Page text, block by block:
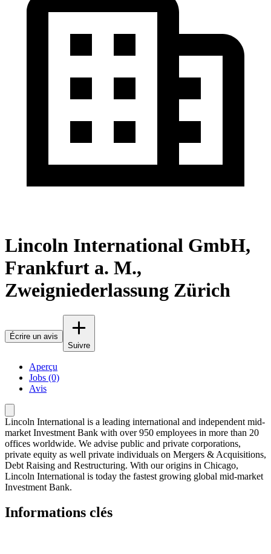
Lincoln International GmbH,
Frankfurt a. M.,
Zweigniederlassung Zürich
Écrire un avis
Suivre
Aperçu
Jobs (0)
Avis
Lincoln International is a leading international and independent mid-
market Investment Bank with over 950 employees in more than 20
offices worldwide. We advise public and private corporations,
private equity as well private individuals on Mergers & Acquisitions,
Debt Raising and Restructuring. With our origins in Chicago,
Lincoln International is today the fastest growing global mid-market
Investment Bank.
Informations clés